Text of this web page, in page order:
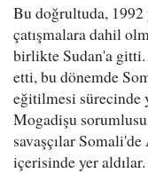
Bu doğrultuda, 1992
çatışmalara dahil
birlikte Sudan'a gitti.
etti, bu dönemde
eğitilmesi sürecinde
Mogadişu
savaşçılar
içerisinde yer aldılar.